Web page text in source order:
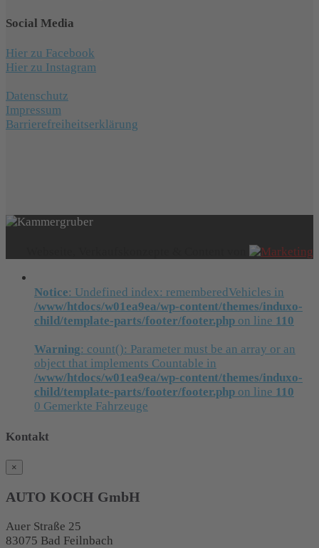
Social Media
Hier zu Facebook
Hier zu Instagram
Datenschutz
Impressum
Barrierefreiheitserklärung
Notice: Undefined index: rememberedVehicles in
/www/htdocs/w01ea9ea/wp-content/themes/induxo-
child/template-parts/footer/footer.php on line 110
Warning: count(): Parameter must be an array or an
object that implements Countable in
/www/htdocs/w01ea9ea/wp-content/themes/induxo-
child/template-parts/footer/footer.php on line 110
0 Gemerkte Fahrzeuge
Kontakt
×
AUTO KOCH GmbH
Auer Straße 25
83075 Bad Feilnbach